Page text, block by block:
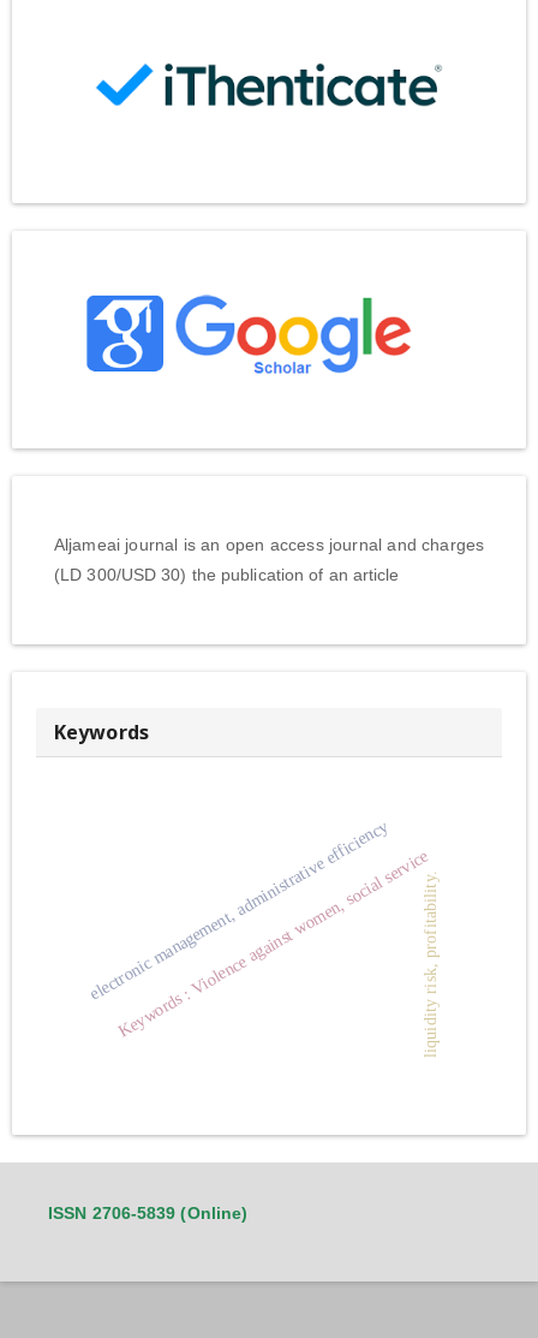
Aljameai journal is an open access journal and charges
(LD 300/USD 30) the publication of an article
Keywords
Keywords : Violence against women, social serviceliquidity risk, profitability.
electronic management, administrative efficiency
ISSN 2706-5839 (Online)